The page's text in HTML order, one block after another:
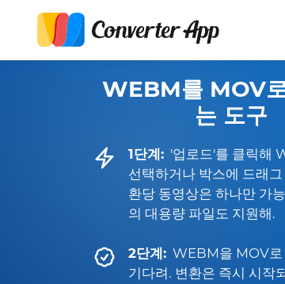
WEBM를 MOV
는 도구
1단계: '업로드'를 클릭해
선택하거나 박스에 드래
환당 동영상은 하나만 가
의 대용량 파일도 지원해.
2단계: WEBM을 MOV로
기다려. 변환은 즉시 시작